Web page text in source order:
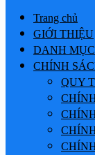
Trang chủ
GIỚI THIỆU
DANH
CHÍNH
QUY